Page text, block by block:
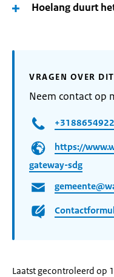
Hoelang duurt
VRAGEN OVER
Neem contact op
https://
gateway-sdg
Laatst gecontroleerd op